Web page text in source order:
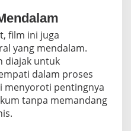
film ini juga
yang mendalam.
diajak untuk
dalam proses
menyoroti pentingnya
tanpa memandang